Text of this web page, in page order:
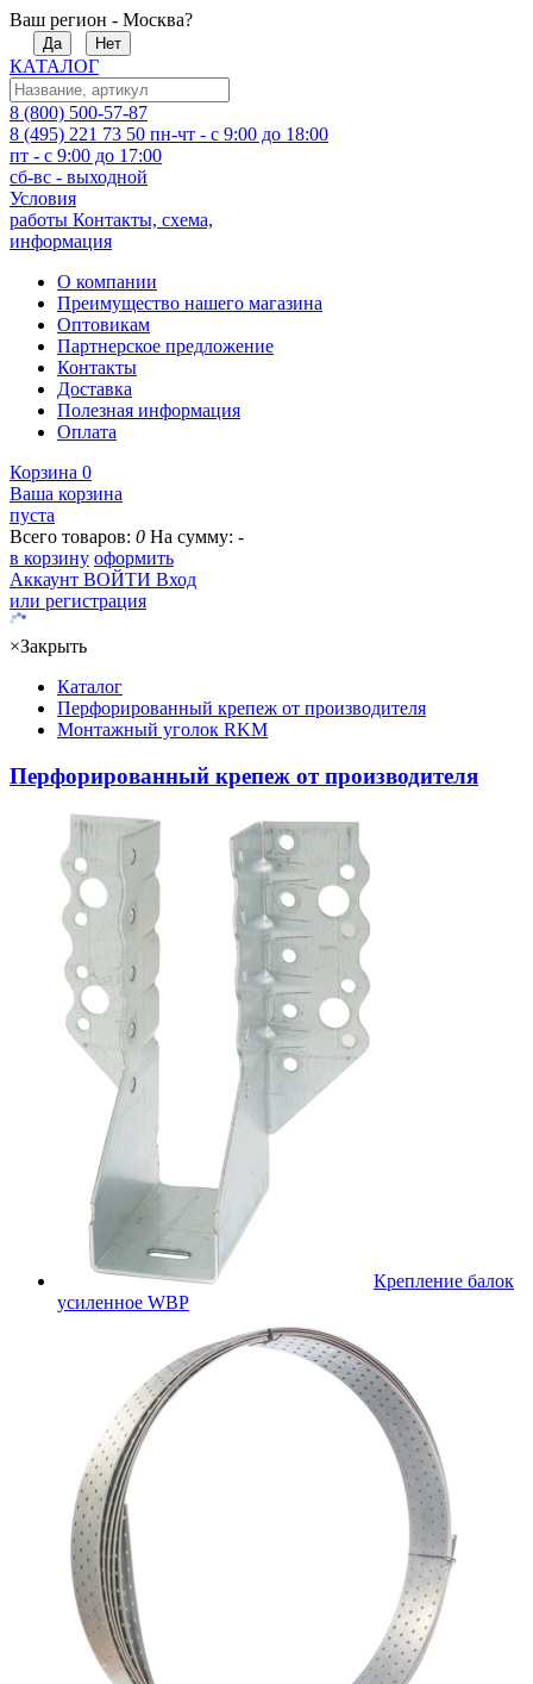
Ваш регион - Москва?
Да Нет
КАТАЛОГ
8 (800) 500-57-87
8 (495) 221 73 50 пн-чт - с 9:00 до 18:00
пт - с 9:00 до 17:00
сб-вс - выходной
Условия
работы Контакты, схема,
информация
О компании
Преимущество нашего магазина
Оптовикам
Партнерское предложение
Контакты
Доставка
Полезная информация
Оплата
Корзина 0
Ваша корзина
пуста
Всего товаров: 0 На сумму: -
в корзину оформить
Аккаунт ВОЙТИ Вход
или регистрация
×Закрыть
Каталог
Перфорированный крепеж от производителя
Монтажный уголок RKM
Перфорированный крепеж от производителя
Крепление балок
усиленное WBР